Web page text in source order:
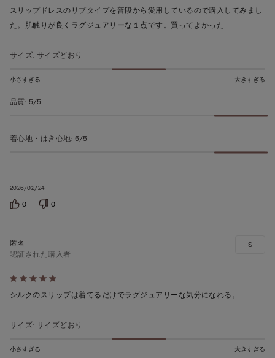
階
の
ち
の
2026/02/24
スリップドレスのリブタイプを普段から愛用しているので購入してみまし
た。肌触りが良くラグジュアリーな１点です。買ってよかった
サイズ: サイズどおり
小さすぎる 大きすぎる
品質: 5/5
着心地・はき心地: 5/5
0 0
5
段
の
ち
認証された購入者
シルクのスリップは着てるだけでラグジュアリーな気分になれる。
S
サイズ: サイズどおり
小さすぎる 大きすぎる